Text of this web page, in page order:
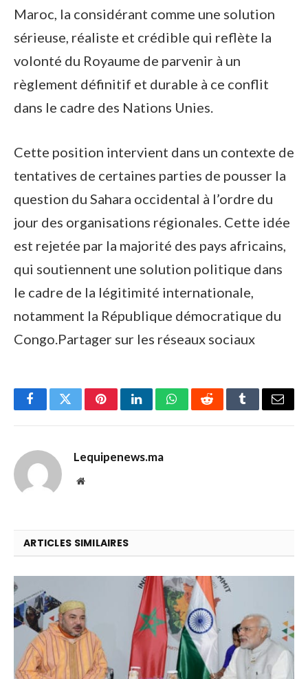
Maroc, la considérant comme une solution
sérieuse, réaliste et crédible qui reflète la
volonté du Royaume de parvenir à un
règlement définitif et durable à ce conflit
dans le cadre des Nations Unies.
Cette position intervient dans un contexte de
tentatives de certaines parties de pousser la
question du Sahara occidental à l’ordre du
jour des organisations régionales. Cette idée
est rejetée par la majorité des pays africains,
qui soutiennent une solution politique dans
le cadre de la légitimité internationale,
notamment la République démocratique du
Congo.Partager sur les réseaux sociaux
FacebookTwitterPinterestLinkedInWhatsAppRedditTumblrEmail
Lequipenews.ma
Website
ARTICLES SIMILAIRES